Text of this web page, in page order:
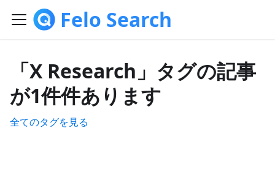
Felo Search
「X Research」タグの記事
が1件件あります
全てのタグを見る